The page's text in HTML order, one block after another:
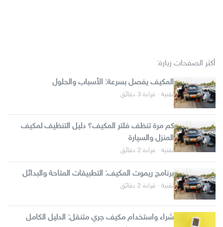
أكثر الصفحات زيارة:
المكيف يفصل بسرعة: الأسباب والحلول
تقنية · قراءة 3 دقائق
كم مرة تنظف فلتر المكيف؟ دليل التنظيف لمكيف
المنزل والسيارة
تقنية · قراءة 2 دقائق
برنامج ريموت المكيف: التطبيقات المتاحة والبدائل
تقنية · قراءة 2 دقائق
شراء واستخدام مكيف جري متنقل: الدليل الكامل